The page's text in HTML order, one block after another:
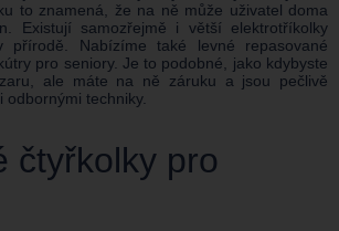
to znamená, že na ně může uživatel doma
Existují samozřejmě i větší elektrotříkolky
přírodě. Nabízíme také levné repasované
pro seniory. Je to podobné, jako kdybyste
ale máte na ně záruku a jsou pečlivě
odbornými techniky.
čtyřkolky pro